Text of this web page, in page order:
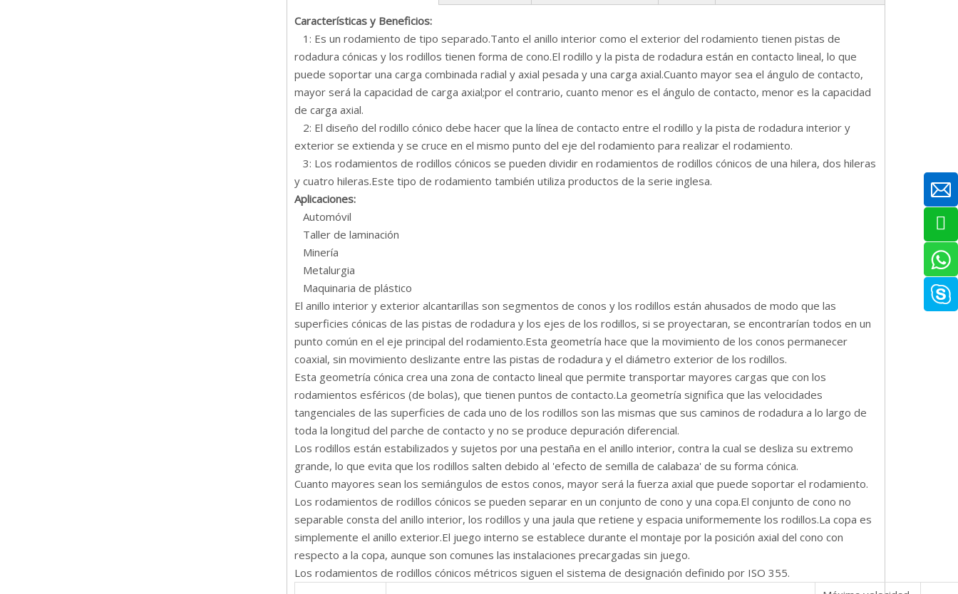
Características y Beneficios:
1: Es un rodamiento de tipo separado.Tanto el anillo interior como el exterior del rodamiento tienen pistas de
rodadura cónicas y los rodillos tienen forma de cono.El rodillo y la pista de rodadura están en contacto lineal, lo que
puede soportar una carga combinada radial y axial pesada y una carga axial.Cuanto mayor sea el ángulo de contacto,
mayor será la capacidad de carga axial;por el contrario, cuanto menor es el ángulo de contacto, menor es la capacidad
de carga axial.
2: El diseño del rodillo cónico debe hacer que la línea de contacto entre el rodillo y la pista de rodadura interior y
exterior se extienda y se cruce en el mismo punto del eje del rodamiento para realizar el rodamiento.
3: Los rodamientos de rodillos cónicos se pueden dividir en rodamientos de rodillos cónicos de una hilera, dos hileras
y cuatro hileras.Este tipo de rodamiento también utiliza productos de la serie inglesa.
Aplicaciones:
Automóvil
Taller de laminación
Minería
Metalurgia
Maquinaria de plástico
El anillo interior y exterior alcantarillas son segmentos de conos y los rodillos están ahusados ​​de modo que las
superficies cónicas de las pistas de rodadura y los ejes de los rodillos, si se proyectaran, se encontrarían todos en un
punto común en el eje principal del rodamiento.Esta geometría hace que la movimiento de los conos permanecer
coaxial, sin movimiento deslizante entre las pistas de rodadura y el diámetro exterior de los rodillos.
Esta geometría cónica crea una zona de contacto lineal que permite transportar mayores cargas que con los
rodamientos esféricos (de bolas), que tienen puntos de contacto.La geometría significa que las velocidades
tangenciales de las superficies de cada uno de los rodillos son las mismas que sus caminos de rodadura a lo largo de
toda la longitud del parche de contacto y no se produce depuración diferencial.
Los rodillos están estabilizados y sujetos por una pestaña en el anillo interior, contra la cual se desliza su extremo
grande, lo que evita que los rodillos salten debido al 'efecto de semilla de calabaza' de su forma cónica.
Cuanto mayores sean los semiángulos de estos conos, mayor será la fuerza axial que puede soportar el rodamiento.
Los rodamientos de rodillos cónicos se pueden separar en un conjunto de cono y una copa.El conjunto de cono no
separable consta del anillo interior, los rodillos y una jaula que retiene y espacia uniformemente los rodillos.La copa es
simplemente el anillo exterior.El juego interno se establece durante el montaje por la posición axial del cono con
respecto a la copa, aunque son comunes las instalaciones precargadas sin juego.
Los rodamientos de rodillos cónicos métricos siguen el sistema de designación definido por ISO 355.